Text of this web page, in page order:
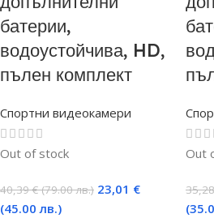
батерии,
водоустойчива, HD,
пълен комплект
Спортни видеокамери
Out of stock
40,39€ (79.00 лв.) 23,01 €
(45.00 лв.)
Out